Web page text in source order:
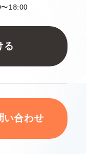
18:00
る
い合わせ